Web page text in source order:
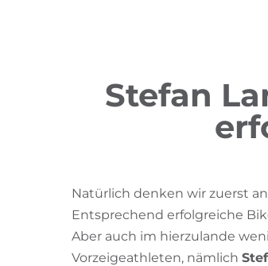
Stefan
Natürlich denken wir zuerst
Entsprechend erfolgreiche
Aber auch im hierzulande
Vorzeigeathleten, nämlich